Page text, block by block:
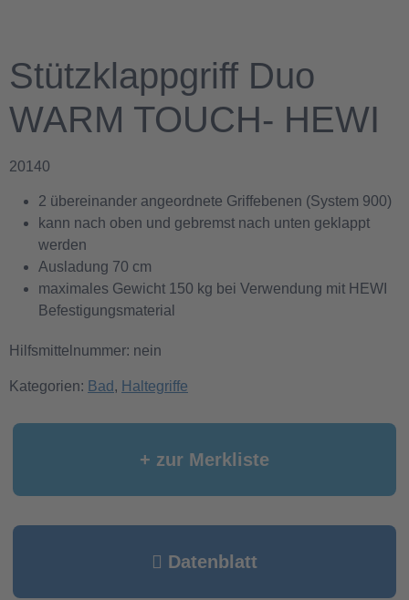
Stützklappgriff Duo
WARM TOUCH- HEWI
20140
2 übereinander angeordnete Griffebenen (System 900)
kann nach oben und gebremst nach unten geklappt
werden
Ausladung 70 cm
maximales Gewicht 150 kg bei Verwendung mit HEWI
Befestigungsmaterial
Hilfsmittelnummer: nein
Kategorien: Bad , Haltegriffe
+ zur Merkliste
Datenblatt